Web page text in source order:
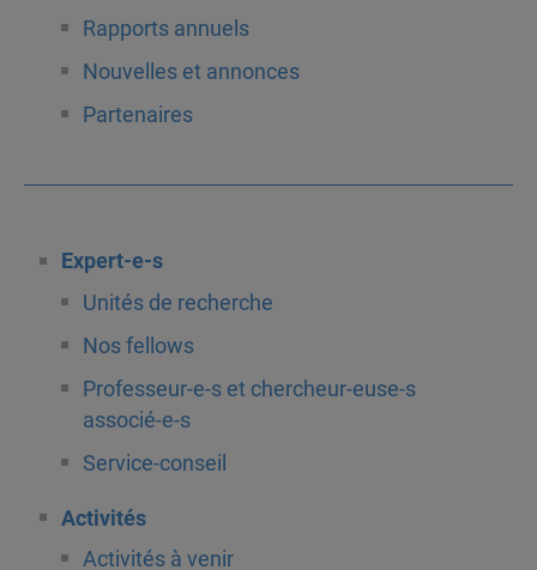
Rapports annuels
Nouvelles et annonces
Partenaires
Expert-e-s
Unités de recherche
Nos fellows
Professeur-e-s et chercheur-euse-s
associé-e-s
Service-conseil
Activités
Activités à venir